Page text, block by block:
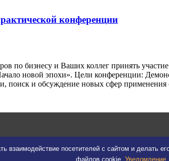
конференции
по бизнесу и Ваших коллег принять
новой эпохи». Цели конференции:
поиск и обсуждение новых сфер
взаимодействие посетителей с сайтом и делать
файлов cookie. Уведомление